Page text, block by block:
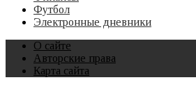
Футбол
Электронные дневники
О сайте
Авторские права
Карта сайта